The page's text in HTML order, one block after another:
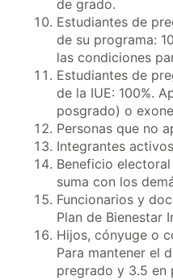
de grado.
Estudiantes de
de su programa:
las condiciones
Estudiantes de
de la IUE: 100%.
posgrado) o
Personas que no
Integrantes
Beneficio
suma con los
Funcionarios y
Plan de Bienestar
Hijos, cónyuge o
Para mantener el
pregrado y 3.5 en